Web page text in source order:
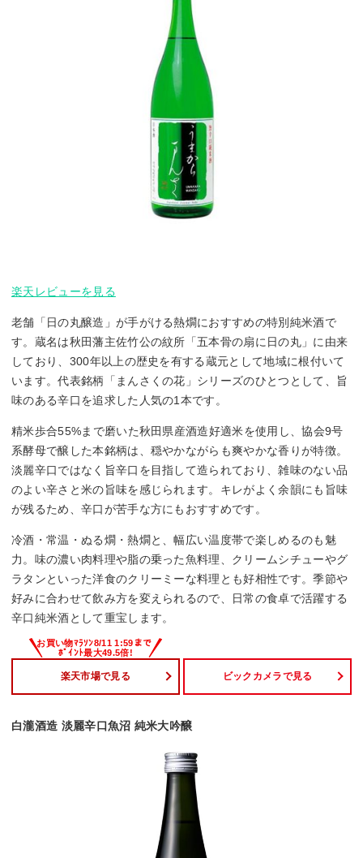
楽天レビューを見る
老舗「日の丸醸造」が手がける熱燗におすすめの特別純米酒で
す。蔵名は秋田藩主佐竹公の紋所「五本骨の扇に日の丸」に由来
しており、300年以上の歴史を有する蔵元として地域に根付いて
います。代表銘柄「まんさくの花」シリーズのひとつとして、旨
味のある辛口を追求した人気の1本です。
精米歩合55%まで磨いた秋田県産酒造好適米を使用し、協会9号
系酵母で醸した本銘柄は、穏やかながらも爽やかな香りが特徴。
淡麗辛口ではなく旨辛口を目指して造られており、雑味のない品
のよい辛さと米の旨味を感じられます。キレがよく余韻にも旨味
が残るため、辛口が苦手な方にもおすすめです。
冷酒・常温・ぬる燗・熱燗と、幅広い温度帯で楽しめるのも魅
力。味の濃い肉料理や脂の乗った魚料理、クリームシチューやグ
ラタンといった洋食のクリーミーな料理とも好相性です。季節や
好みに合わせて飲み方を変えられるので、日常の食卓で活躍する
辛口純米酒として重宝します。
楽天市場で見る ビックカメラで見る
白瀧酒造 淡麗辛口魚沼 純米大吟醸